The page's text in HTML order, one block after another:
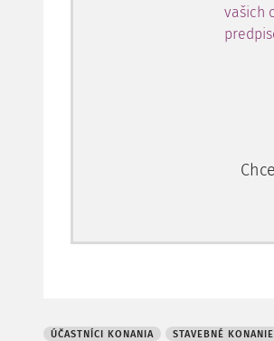
vašich
ÚČASTNÍCI KONANIA STAVEBNÉ KONANIE